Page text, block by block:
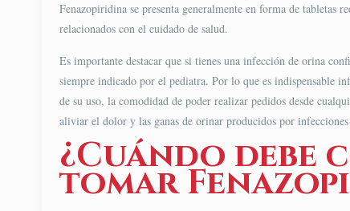
Fenazopiridina se presenta generalmente en forma de tabletas
relacionados con el cuidado de salud.
Es importante destacar que si tienes una infección de orina
siempre indicado por el pediatra. Por lo que es indispensable
de su uso, la comodidad de poder realizar pedidos desde
aliviar el dolor y las ganas de orinar producidos por
¿Cuándo
tomar